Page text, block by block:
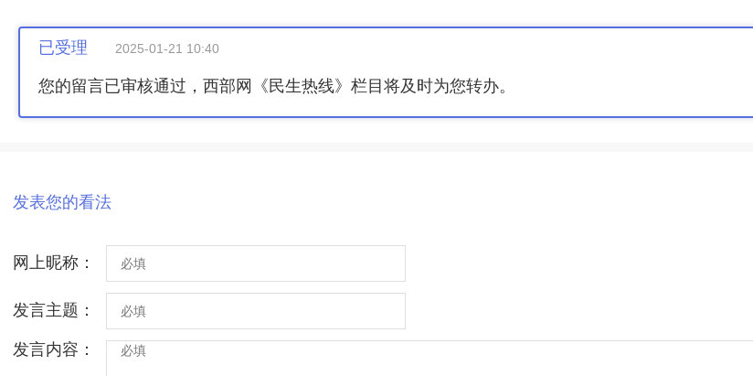
已受理 2025-01-21 10:40
您的留言已审核通过，西部网《民生热线》栏目将及时为您转办。
发表您的看法
网上昵称：
发言主题：
发言内容：